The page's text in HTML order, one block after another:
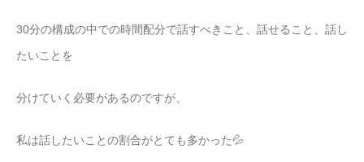
30分の構成の中での時間配分で話すべきこと、話せること、話し
たいことを
分けていく必要があるのですが、
私は話したいことの割合がとても多かった💦